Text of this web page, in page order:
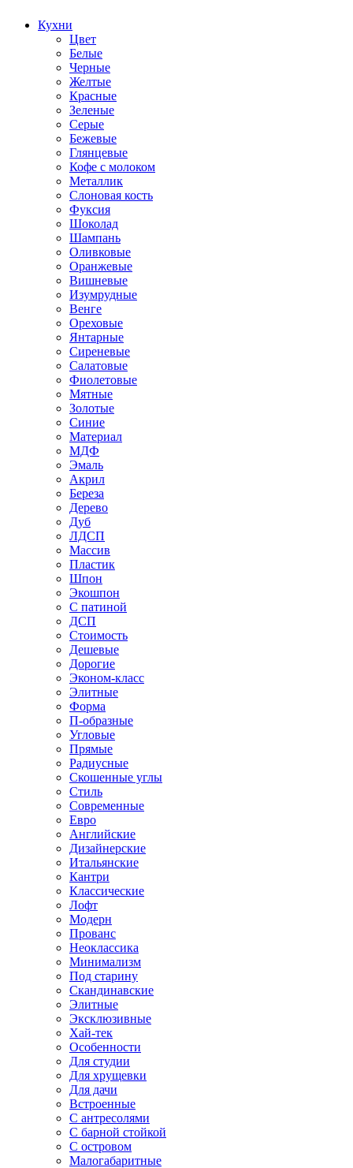
Кухни
Цвет
Белые
Черные
Желтые
Красные
Зеленые
Серые
Бежевые
Глянцевые
Кофе с молоком
Металлик
Слоновая кость
Фуксия
Шоколад
Шампань
Оливковые
Оранжевые
Вишневые
Изумрудные
Венге
Ореховые
Янтарные
Сиреневые
Салатовые
Фиолетовые
Мятные
Золотые
Синие
Материал
МДФ
Эмаль
Акрил
Береза
Дерево
Дуб
ЛДСП
Массив
Пластик
Шпон
Экошпон
С патиной
ДСП
Стоимость
Дешевые
Дорогие
Эконом-класс
Элитные
Форма
П-образные
Угловые
Прямые
Радиусные
Скошенные углы
Стиль
Современные
Евро
Английские
Дизайнерские
Итальянские
Кантри
Классические
Лофт
Модерн
Прованс
Неоклассика
Минимализм
Под старину
Скандинавские
Элитные
Эксклюзивные
Хай-тек
Особенности
Для студии
Для хрущевки
Для дачи
Встроенные
С антресолями
С барной стойкой
С островом
Малогабаритные